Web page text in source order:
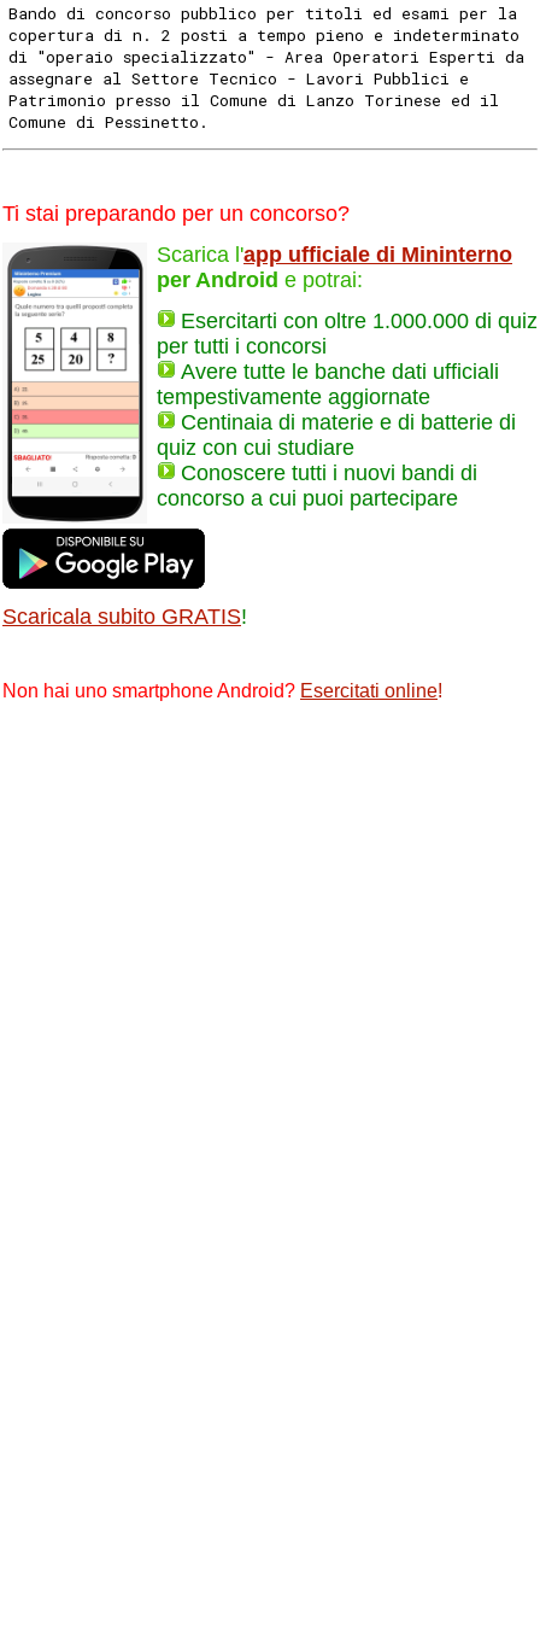
Bando di concorso pubblico per titoli ed esami per la
copertura di n. 2 posti a tempo pieno e indeterminato
di "operaio specializzato" - Area Operatori Esperti da
assegnare al Settore Tecnico - Lavori Pubblici e
Patrimonio presso il Comune di Lanzo Torinese ed il
Comune di Pessinetto.
Ti stai preparando per un concorso?
Scarica l'app ufficiale di Mininterno
per Android e potrai:
Esercitarti con oltre 1.000.000 di quiz
per tutti i concorsi
Avere tutte le banche dati ufficiali
tempestivamente aggiornate
Centinaia di materie e di batterie di
quiz con cui studiare
Conoscere tutti i nuovi bandi di
concorso a cui puoi partecipare
Scaricala subito GRATIS!
Non hai uno smartphone Android? Esercitati online!